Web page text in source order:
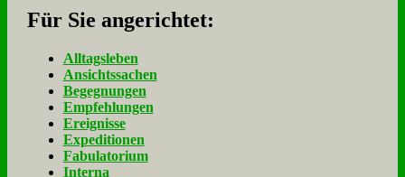
Für Sie an­ge­rich­tet:
Alltagsleben
Ansichtssachen
Begegnungen
Empfehlungen
Ereignisse
Expeditionen
Fabulatorium
Interna